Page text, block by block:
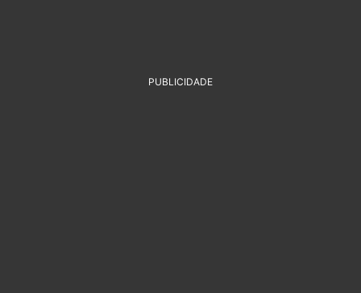
PUBLICIDADE